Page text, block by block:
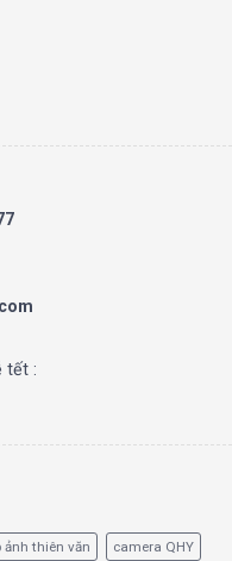
tết :
ảnh thiên văn camera QHY